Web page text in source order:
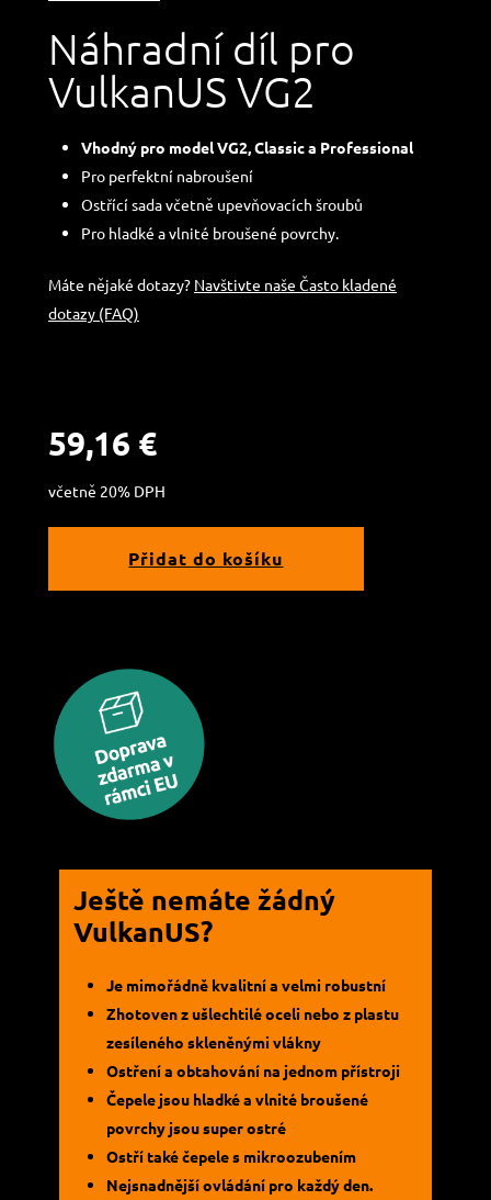
Náhradní díl pro
VulkanUS VG2
Vhodný pro model VG2, Classic a Professional
Pro perfektní nabroušení
Ostřící sada včetně upevňovacích šroubů
Pro hladké a vlnité broušené povrchy.
Máte nějaké dotazy? Navštivte naše Často kladené
dotazy (FAQ)
59,16 €
včetně 20% DPH
Přidat do košíku
Ještě nemáte žádný
VulkanUS?
Je mimořádně kvalitní a velmi robustní
Zhotoven z ušlechtilé oceli nebo z plastu
zesíleného skleněnými vlákny
Ostření a obtahování na jednom přístroji
Čepele jsou hladké a vlnité broušené
povrchy jsou super ostré
Ostří také čepele s mikroozubením
Nejsnadnější ovládání pro každý den.